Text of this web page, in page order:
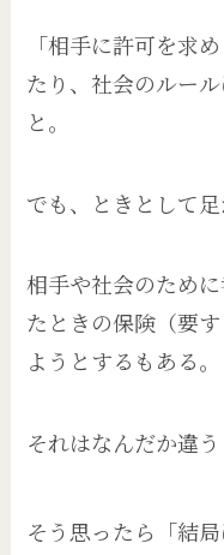
「相手に許可を求
たり、社会のルー
と。
でも、ときとして足
相手や社会のため
たときの保険（要
ようとするもある。
それはなんだか違
そう思ったら「結局